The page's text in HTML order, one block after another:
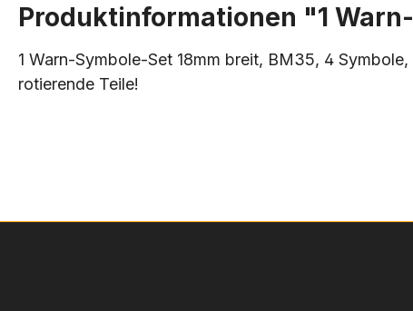
Produktinformationen "1
1 Warn-Symbole-Set 18mm breit, BM35, 4
rotierende Teile!